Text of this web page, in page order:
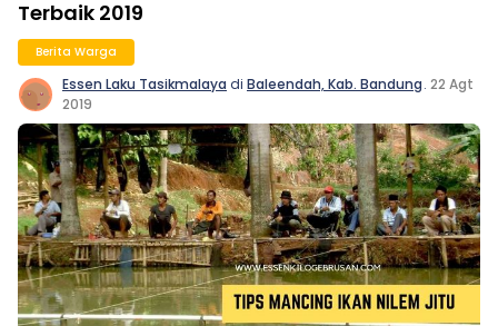
Terbaik 2019
Berita Warga
Essen Laku Tasikmalaya di Baleendah, Kab. Bandung. 22 Agt
2019